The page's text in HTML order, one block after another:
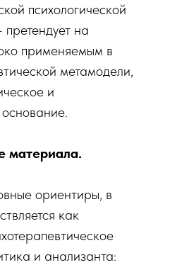
психологической
на
применяемым в
метамодели,
и
материала.
ориентиры, в
как
и анализанта: